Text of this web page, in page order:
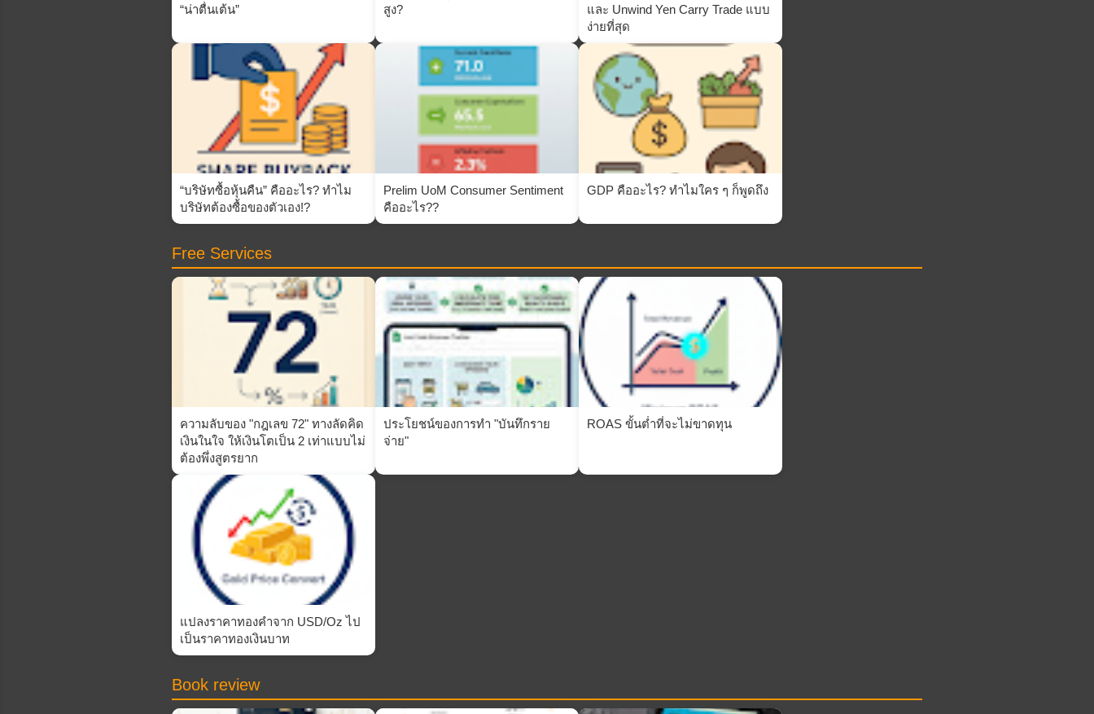
“น่าตื่นเต้น”
สูง?
และ Unwind Yen Carry Trade แบบ
ง่ายที่สุด
“บริษัทซื้อหุ้นคืน” คืออะไร? ทำไม
บริษัทต้องซื้อของตัวเอง!?
Prelim UoM Consumer Sentiment
คืออะไร??
GDP คืออะไร? ทำไมใคร ๆ ก็พูดถึง
Free Services
ความลับของ "กฎเลข 72" ทางลัดคิด
เงินในใจ ให้เงินโตเป็น 2 เท่าแบบไม่
ต้องพึ่งสูตรยาก
ประโยชน์ของการทำ "บันทึกราย
จ่าย"
ROAS ขั้นต่ำที่จะไม่ขาดทุน
แปลงราคาทองคำจาก USD/Oz ไป
เป็นราคาทองเงินบาท
Book review